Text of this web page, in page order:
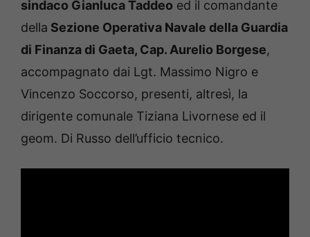
sindaco Gianluca Taddeo ed il comandante
della Sezione Operativa Navale della Guardia
di Finanza di Gaeta, Cap. Aurelio Borgese,
accompagnato dai Lgt. Massimo Nigro e
Vincenzo Soccorso, presenti, altresì, la
dirigente comunale Tiziana Livornese ed il
geom. Di Russo dell’ufficio tecnico.